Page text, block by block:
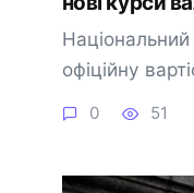
офіційну
0 51